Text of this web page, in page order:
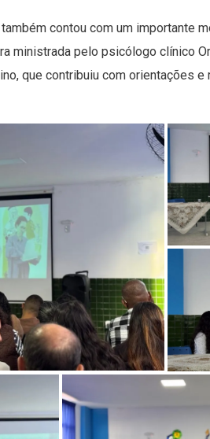
contou com um importante
ministrada pelo psicólogo clínico
que contribuiu com orientações